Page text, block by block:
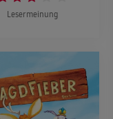
Lesermeinung